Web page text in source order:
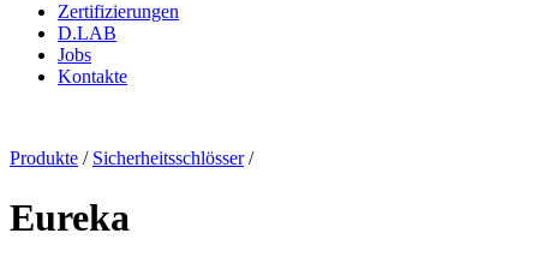
Zertifizierungen
D.LAB
Jobs
Kontakte
Produkte / Sicherheitsschlösser/
Eureka